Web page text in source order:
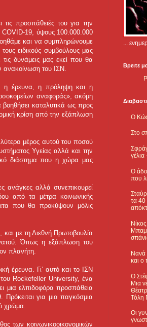
προσπάθειές του για την
COVID-19, ύψους 100.000.000
και να συμπληρώνουμε
ειδικούς συμβούλους μας
δυνάμεις μας εκεί που θα
ανακοίνωση του ΙΣΝ.
η έρευνα, η πρόληψη και η
αναφοράς», ακόμη
καταλυτικά ως προς
κρίση από την εξάπλωση
μέρος αυτού του ποσού
Υγείας αλλά και την
διάστημα που η χώρα μας
ανάγκες αλλά συνεπικουρεί
από τα μέτρα κοινωνικής
που θα προκύψουν μόλις
με τη Διεθνή Πρωτοβουλία
Όπως η εξάπλωση του
πλανήτη.
έρευνα. Γι’ αυτό και το ΙΣΝ
Rockefeller University, ένα
μια ελπιδοφόρα προσπάθεια
για μια παγκόσμια
χρώμα.
των κοινωνικοοικονομικών
...
Βρειτε
Ο
Στο
Ο
που
τα 40
Νανά
και ο
Ο
Μια
Τόλη
Οι